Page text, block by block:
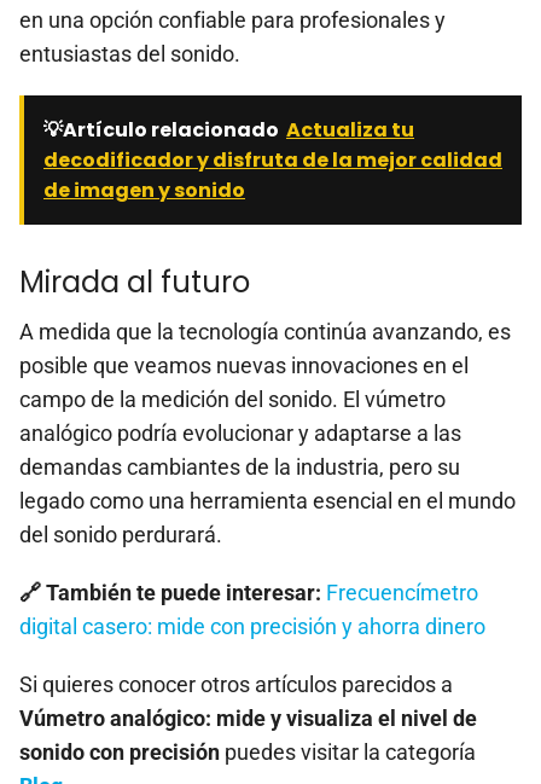
en una opción confiable para profesionales y
entusiastas del sonido.
💡Artículo relacionado Actualiza tu
decodificador y disfruta de la mejor calidad
de imagen y sonido
Mirada al futuro
A medida que la tecnología continúa avanzando, es
posible que veamos nuevas innovaciones en el
campo de la medición del sonido. El vúmetro
analógico podría evolucionar y adaptarse a las
demandas cambiantes de la industria, pero su
legado como una herramienta esencial en el mundo
del sonido perdurará.
🔗 También te puede interesar: Frecuencímetro
digital casero: mide con precisión y ahorra dinero
Si quieres conocer otros artículos parecidos a
Vúmetro analógico: mide y visualiza el nivel de
sonido con precisión puedes visitar la categoría